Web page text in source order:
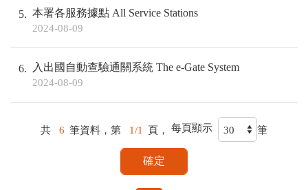
5 本署各服務據點 All Service Stations
2024-08-09
6 入出國自動查驗通關系統 The e-Gate System
2024-08-09
共 6 筆資料，第 1/1 頁， 每頁顯示 筆